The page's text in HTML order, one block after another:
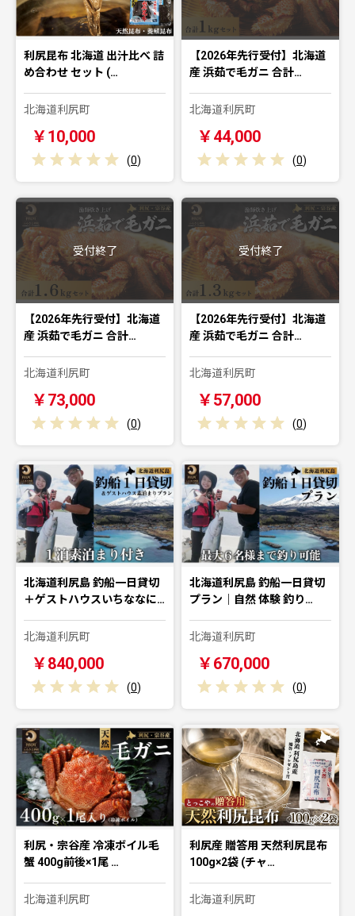
利尻昆布 北海道 出汁比べ 詰
め合わせ セット (…
北海道利尻町
￥10,000
(0)
【2026年先行受付】北海道
産 浜茹で毛ガニ 合計…
北海道利尻町
￥44,000
(0)
受付終了
【2026年先行受付】北海道
産 浜茹で毛ガニ 合計…
北海道利尻町
￥73,000
(0)
受付終了
【2026年先行受付】北海道
産 浜茹で毛ガニ 合計…
北海道利尻町
￥57,000
(0)
北海道利尻島 釣船一日貸切
＋ゲストハウスいちななに…
北海道利尻町
￥840,000
(0)
北海道利尻島 釣船一日貸切
プラン｜自然 体験 釣り…
北海道利尻町
￥670,000
(0)
利尻・宗谷産 冷凍ボイル毛
蟹 400g前後×1尾 …
北海道利尻町
利尻産 贈答用 天然利尻昆布
100g×2袋 (チャ…
北海道利尻町